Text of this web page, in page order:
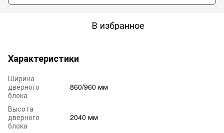
В избранное
Характеристики
Ширина
дверного
блока
860/960 мм
Высота
дверного
блока
2040 мм